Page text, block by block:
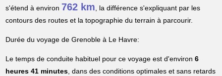
s'étend à environ 762 km, la différence s'expliquant par les
contours des routes et la topographie du terrain à parcourir.
Durée du voyage de Grenoble à Le Havre:
Le temps de conduite habituel pour ce voyage est d'environ6
heures 41 minutes, dans des conditions optimales et sans retards